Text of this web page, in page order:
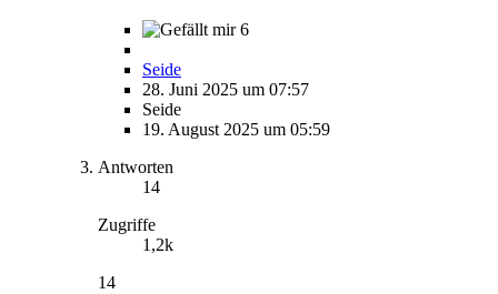
6
Seide
28. Juni 2025 um 07:57
Seide
19. August 2025 um 05:59
Antworten
14
Zugriffe
1,2k
14